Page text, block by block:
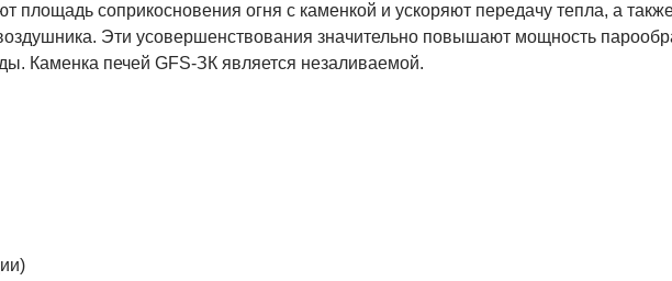
соприкосновения огня с каменкой и ускоряют передачу тепла, а
Эти усовершенствования значительно повышают мощность
Каменка печей GFS-ЗК является незаливаемой.